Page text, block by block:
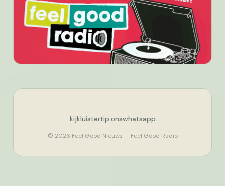
kijkluistertip onswhatsapp
© 2026 Feel Good Nieuws — Feel Good Radio